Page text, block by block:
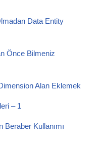
Data Entity
Önce Bilmeniz
Alan Eklemek
– 1
Kullanımı